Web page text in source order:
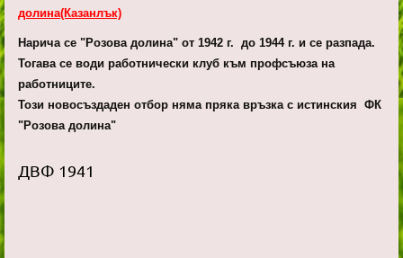
долина(Казанлък)
Нарича се "Розова долина" от 1942 г. до 1944 г. и се разпада.
Тогава се води работнически клуб към профсъюза на
работниците.
Този новосъздаден отбор няма пряка връзка с истинския ФК
"Розова долина"
ДВФ 1941